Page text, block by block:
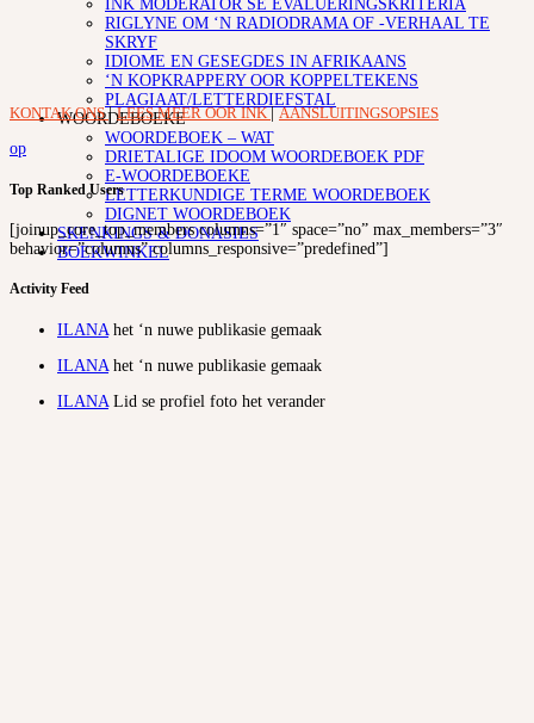
INK MODERATOR SE EVALUERINGSKRITERIA
RIGLYNE OM ‘N RADIODRAMA OF -VERHAAL TE
SKRYF
IDIOME EN GESEGDES IN AFRIKAANS
‘N KOPKRAPPERY OOR KOPPELTEKENS
PLAGIAAT/LETTERDIEFSTAL
WOORDEBOEKE
WOORDEBOEK – WAT
DRIETALIGE IDOOM WOORDEBOEK PDF
E-WOORDEBOEKE
LETTERKUNDIGE TERME WOORDEBOEK
DIGNET WOORDEBOEK
SKENKINGS & DONASIES
BOEKWINKEL
KONTAK ONS|LEES MEER OOR INK|AANSLUITINGSOPSIES
op
Top Ranked Users
[joinup_core_top_members columns=”1″ space=”no” max_members=”3″
behavior=”columns” columns_responsive=”predefined”]
Activity Feed
ILANA het ‘n nuwe publikasie gemaak
ILANA het ‘n nuwe publikasie gemaak
ILANA Lid se profiel foto het verander